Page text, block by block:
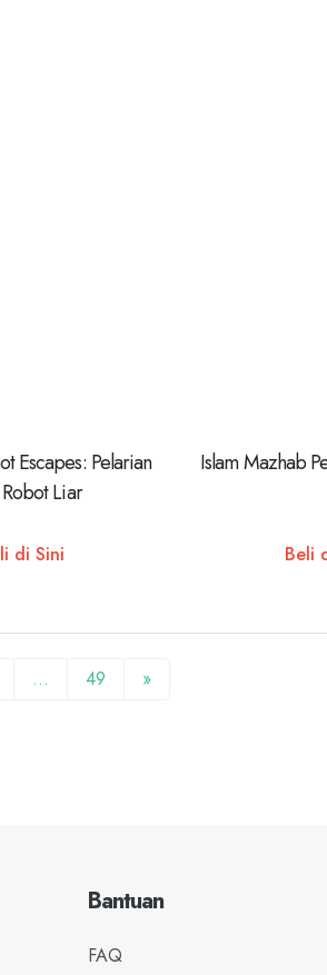
Escapes: Pelarian
Liar
di Sini
Islam Mazhab
Beli
… 49 »
Bantuan
FAQ